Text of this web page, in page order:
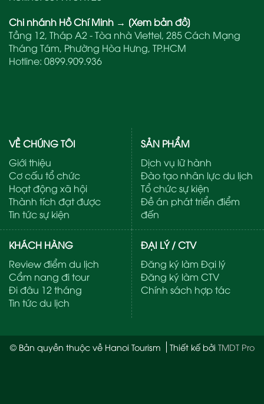
Chi nhánh Hồ Chí Minh → [Xem bản đồ]
Tầng 12, Tháp A2 - Tòa nhà Viettel, 285 Cách Mạng
Tháng Tám, Phường Hòa Hưng, TP.HCM
Hotline: 0899.909.936
VỀ CHÚNG TÔI
Giới thiệu
Cơ cấu tổ chức
Hoạt động xã hội
Thành tích đạt được
Tin tức sự kiện
SẢN PHẨM
Dịch vụ lữ hành
Đào tạo nhân lực du lịch
Tổ chức sự kiện
Đề án phát triển điểm
đến
KHÁCH HÀNG
Review điểm du lịch
Cẩm nang đi tour
Đi đâu 12 tháng
Tin tức du lịch
ĐẠI LÝ / CTV
Đăng ký làm Đại lý
Đăng ký làm CTV
Chính sách hợp tác
© Bản quyền thuộc về Hanoi Tourism Thiết kế bởi TMDT Pro